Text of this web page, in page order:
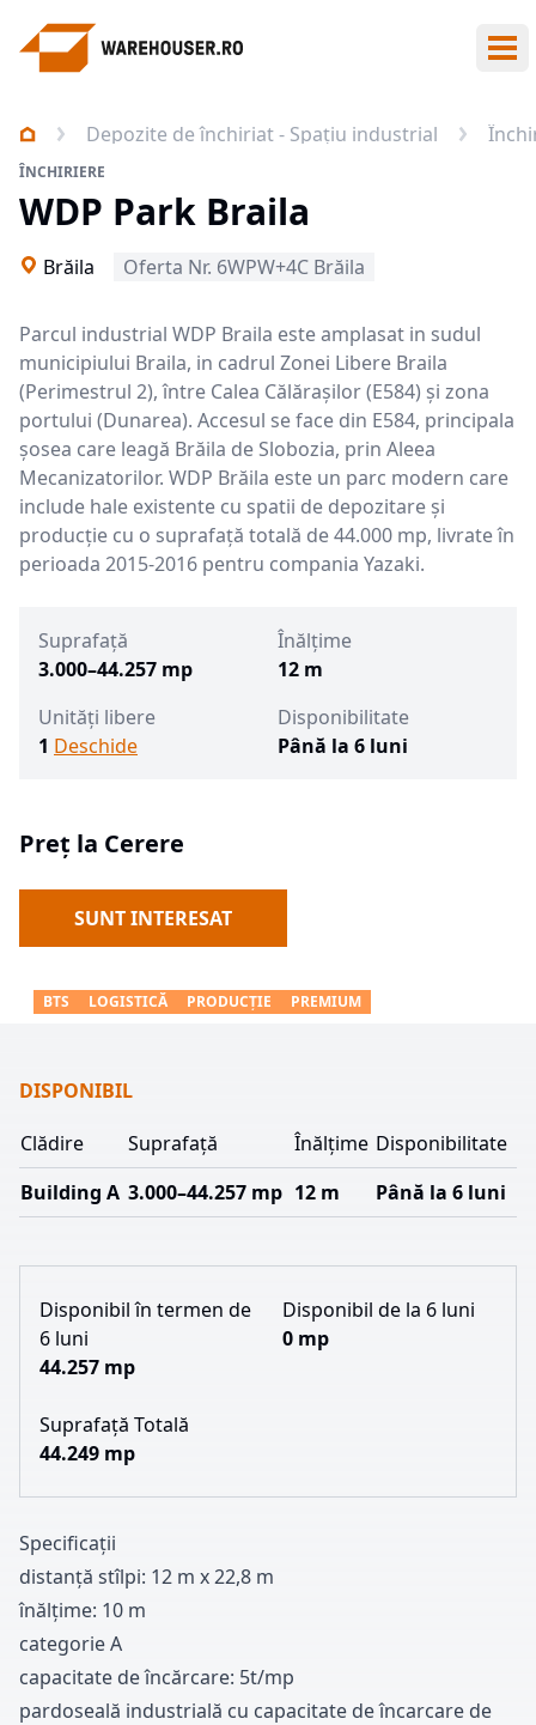
Depozite de închiriat - Spațiu industrial
ÎNCHIRIERE
WDP Park Braila
Brăila Oferta Nr. 6WPW+4C Brăila
Parcul industrial WDP Braila este amplasat in sudul
municipiului Braila, in cadrul Zonei Libere Braila
(Perimestrul 2), între Calea Călărașilor (E584) și zona
portului (Dunarea). Accesul se face din E584, principala
șosea care leagă Brăila de Slobozia, prin Aleea
Mecanizatorilor. WDP Brăila este un parc modern care
include hale existente cu spatii de depozitare și
producție cu o suprafață totală de 44.000 mp, livrate în
perioada 2015-2016 pentru compania Yazaki.
Suprafață
3.000–44.257 mp
Înălțime
12 m
Unități libere
1 Deschide
Disponibilitate
Până la 6 luni
Preț la Cerere
SUNT INTERESAT
BTS LOGISTICĂ PRODUCȚIE PREMIUM
DISPONIBIL
Clădire
Suprafață Înălțime Disponibilitate
Building A 3.000–44.257 mp 12 m Până la 6 luni
Disponibil în termen de
6 luni
44.257 mp
Disponibil de la 6 luni
0 mp
Suprafață Totală
44.249 mp
Specificații
distanță stîlpi: 12 m x22,8 m
înălțime: 10 m
categorie A
capacitate de încărcare: 5t/mp
pardoseală industrială cu capacitate de încarcare de